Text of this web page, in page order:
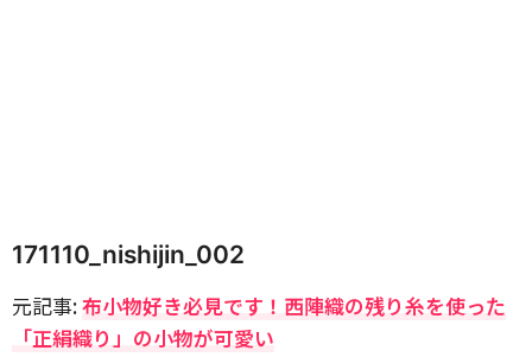
171110_nishijin_002
元記事:布小物好き必見です！西陣織の残り糸を使った
「正絹織り」の小物が可愛い